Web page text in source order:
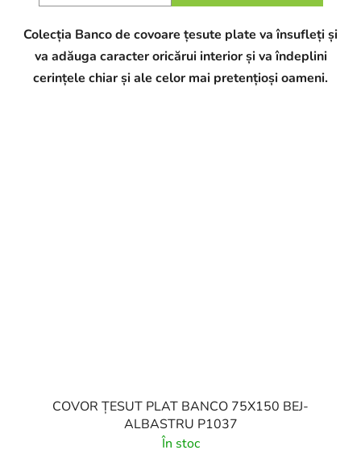
Colecția Banco de covoare țesute plate va însufleți și
va adăuga caracter oricărui interior și va îndeplini
cerințele chiar și ale celor mai pretențioși oameni.
COVOR ȚESUT PLAT BANCO 75X150 BEJ-
ALBASTRU P1037
În stoc